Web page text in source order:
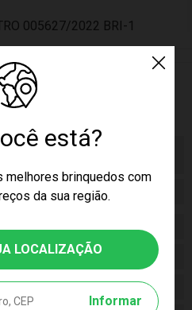
está?
melhores brinquedos com
da sua região.
LOCALIZAÇÃO
Informar
005627/2022 BRI-1
Código de Homologação
REGISTRO 005627/2022 BRI-1